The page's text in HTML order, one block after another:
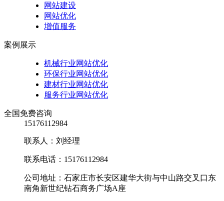
网站建设
网站优化
增值服务
案例展示
机械行业网站优化
环保行业网站优化
建材行业网站优化
服务行业网站优化
全国免费咨询
15176112984
联系人：刘经理
联系电话：15176112984
公司地址：石家庄市长安区建华大街与中山路交叉口东
南角新世纪钻石商务广场A座